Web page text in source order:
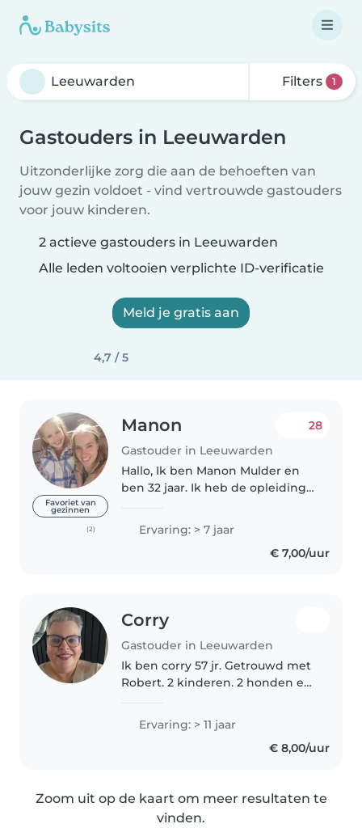
Filters 1
Gastouders in Leeuwarden
Uitzonderlijke zorg die aan de behoeften van
jouw gezin voldoet - vind vertrouwde gastouders
voor jouw kinderen.
2 actieve gastouders in Leeuwarden
Alle leden voltooien verplichte ID-verificatie
Meld je gratis aan
4,7 / 5
Favoriet van
gezinnen
(2)
Manon
Gastouder in Leeuwarden
28
Hallo, Ik ben Manon Mulder en
ben 32 jaar. Ik heb de opleiding
hiervan mijn diploma behaald Ik
vindt het leuk om dingen met
de kinderen te ondernemen..
Ervaring: > 7 jaar
€ 7,00/uur
Corry
Gastouder in Leeuwarden
Ik ben corry 57 jr. Getrouwd met
Robert. 2 kinderen. 2 honden en
met veel liefde, plezier en passie.
Ervaring: > 11 jaar
€ 8,00/uur
Zoom uit op de kaart om meer resultaten te
vinden.